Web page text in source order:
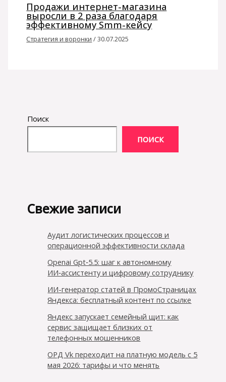
Продажи интернет-магазина
выросли в 2 раза благодаря
эффективному Smm-кейсу
Стратегия и воронки /30.07.2025
Поиск
ПОИСК
Свежие записи
Аудит логистических процессов и
операционной эффективности склада
Openai Gpt‑5.5: шаг к автономному
ИИ‑ассистенту и цифровому сотруднику
ИИ-генератор статей в ПромоСтраницах
Яндекса: бесплатный контент по ссылке
Яндекс запускает семейный щит: как
сервис защищает близких от
телефонных мошенников
ОРД Vk переходит на платную модель с 5
мая 2026: тарифы и что менять